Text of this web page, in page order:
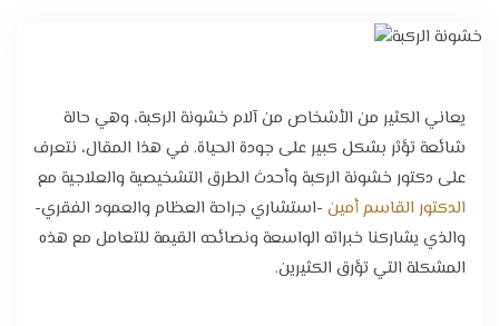
يعاني الكثير من الأشخاص من آلام خشونة الركبة، وهي حالة
شائعة تؤثر بشكل كبير على جودة الحياة. في هذا المقال، نتعرف
على دكتور خشونة الركبة وأحدث الطرق التشخيصية والعلاجية مع
الدكتور القاسم أمين -استشاري جراحة العظام والعمود الفقري-
والذي يشاركنا خبراته الواسعة ونصائحه القيمة للتعامل مع هذه
المشكلة التي تؤرق الكثيرين.